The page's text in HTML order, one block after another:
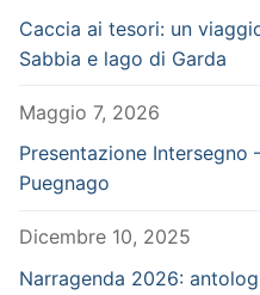
Caccia ai tesori: un
Sabbia e lago di Garda
Maggio 7, 2026
Presentazione Intersegno
Puegnago
Dicembre 10, 2025
Narragenda 2026: